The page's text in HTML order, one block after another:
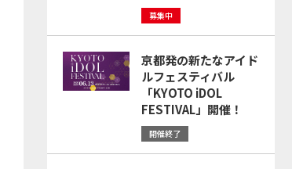
募集中
京都発の新たなアイド
ルフェスティバル
「KYOTO iDOL
FESTIVAL」開催！
開催終了